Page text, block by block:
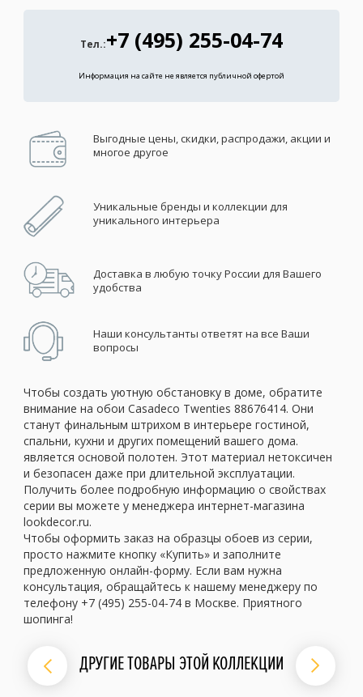
Тел.:+7 (495) 255-04-74
Информация на сайте не является публичной офертой
Выгодные цены, скидки, распродажи, акции и
многое другое
Уникальные бренды и коллекции для
уникального интерьера
Доставка в любую точку России для Вашего
удобства
Наши консультанты ответят на все Ваши
вопросы
Чтобы создать уютную обстановку в доме, обратите
внимание на обои Casadeco Twenties 88676414. Они
станут финальным штрихом в интерьере гостиной,
спальни, кухни и других помещений вашего дома.
является основой полотен. Этот материал нетоксичен
и безопасен даже при длительной эксплуатации.
Получить более подробную информацию о свойствах
серии вы можете у менеджера интернет-магазина
lookdecor.ru.
Чтобы оформить заказ на образцы обоев из серии,
просто нажмите кнопку «Купить» и заполните
предложенную онлайн-форму. Если вам нужна
консультация, обращайтесь к нашему менеджеру по
телефону +7 (495) 255-04-74 в Москве. Приятного
шопинга!
ДРУГИЕ ТОВАРЫ ЭТОЙ КОЛЛЕКЦИИ